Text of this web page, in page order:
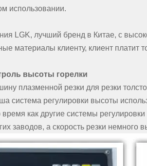
использовании.
LGK, лучший бренд в Китае, с
материалы клиенту, клиент платит
высоты горелки
плазменной резки для резки
система регулировки высоты
время как другие системы
заводов, а скорость резки